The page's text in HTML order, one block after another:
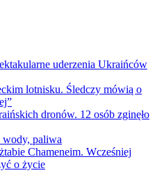
uderzenia Ukraińców
lotnisku. Śledczy mówią o
dronów. 12 osób zginęło
paliwa
Chameneim. Wcześniej
o życie